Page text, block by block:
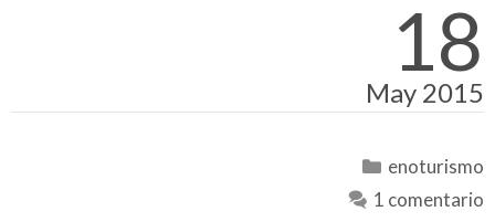
18
May 2015
Categorías
enoturismo
1 comentario